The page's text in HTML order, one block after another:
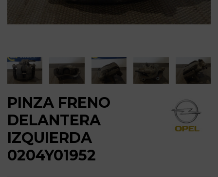
PINZA FRENO
DELANTERA
IZQUIERDA
0204Y01952